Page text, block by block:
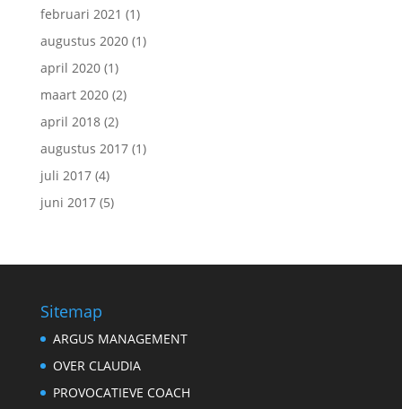
februari 2021 (1)
augustus 2020(1)
april 2020(1)
maart 2020(2)
april 2018(2)
augustus 2017(1)
juli 2017(4)
juni 2017(5)
Sitemap
ARGUS MANAGEMENT
OVER CLAUDIA
PROVOCATIEVE COACH